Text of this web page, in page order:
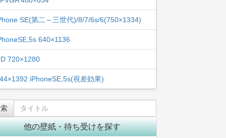
SE(第二～三世代)/8/7/6s/6(750×1334)
640×1136
720×1280
iPhoneSE,5s(視差効果)
他の壁紙・待ち受けを探す